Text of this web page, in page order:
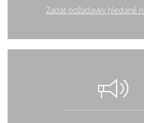
Zadat požadavky hledané